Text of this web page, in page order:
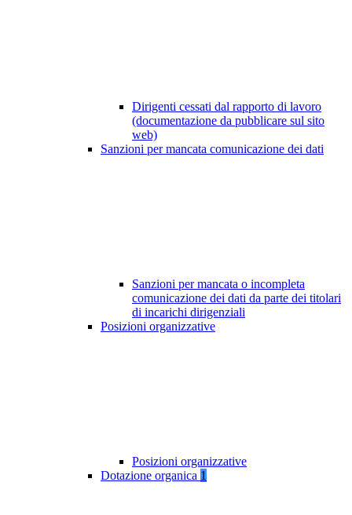
Dirigenti cessati dal rapporto di lavoro
(documentazione da pubblicare sul sito
web)
Sanzioni per mancata comunicazione dei dati
Sanzioni per mancata o incompleta
comunicazione dei dati da parte dei titolari
di incarichi dirigenziali
Posizioni organizzative
Posizioni organizzative
Dotazione organica 1